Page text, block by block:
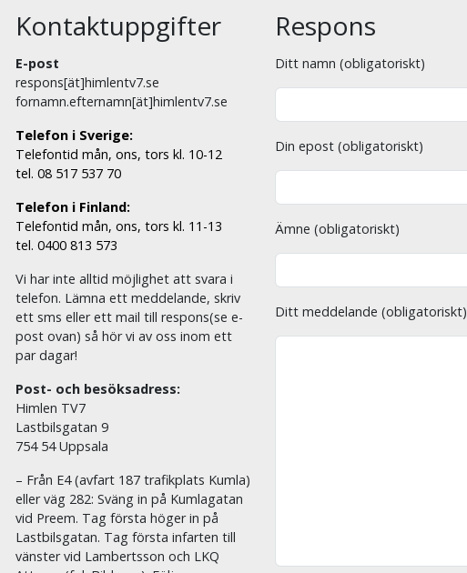
Kontaktuppgifter
E-post
respons[ät]himlentv7.se
fornamn.efternamn[ät]himlentv7.se
Telefon i Sverige:
Telefontid mån, ons, tors kl. 10-12
tel. 08 517 537 70
Telefon i Finland:
Telefontid mån, ons, tors kl. 11-13
tel. 0400 813 573
Vi har inte alltid möjlighet att svara i
telefon. Lämna ett meddelande, skriv
ett sms eller ett mail till respons(se e-
post ovan) så hör vi av oss inom ett
par dagar!
Post- och besöksadress:
Himlen TV7
Lastbilsgatan 9
754 54 Uppsala
– Från E4 (avfart 187 trafikplats Kumla)
eller väg 282: Sväng in på Kumlagatan
vid Preem. Tag första höger in på
Lastbilsgatan. Tag första infarten till
vänster vid Lambertsson och LKQ
Respons
Ditt namn (obligatoriskt)
Din epost (obligatoriskt)
Ämne (obligatoriskt)
Ditt meddelande (obligatoriskt)